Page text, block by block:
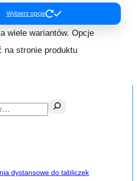
Wybierz opcje
wiele wariantów. Opcje
na stronie produktu
dystansowe do tabliczek